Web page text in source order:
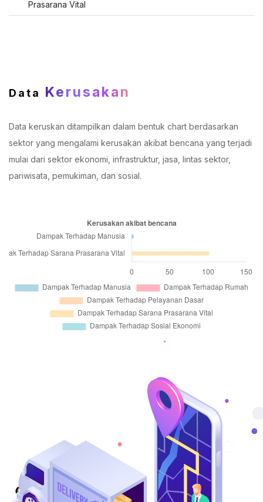
Prasarana Vital
Data Kerusakan
Data keruskan ditampilkan dalam bentuk chart berdasarkan
sektor yang mengalami kerusakan akibat bencana yang terjadi
mulai dari sektor ekonomi, infrastruktur, jasa, lintas sektor,
pariwisata, pemukiman, dan sosial.